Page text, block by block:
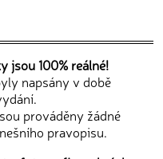
jsou 100% reálné!
napsány v době
prováděny žádné
pravopisu.